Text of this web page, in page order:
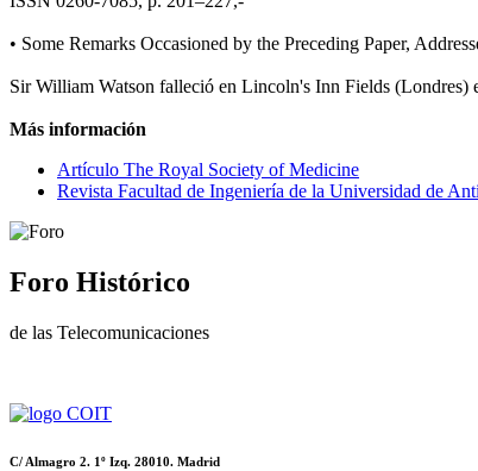
• Some Remarks Occasioned by the Preceding Paper,
Sir William Watson falleció en Lincoln's Inn Fields (Londres)
Más información
Artículo The Royal Society of Medicine
Revista Facultad de Ingeniería de la Universidad de
Foro Histórico
de las Telecomunicaciones
C/ Almagro 2. 1º Izq. 28010. Madrid